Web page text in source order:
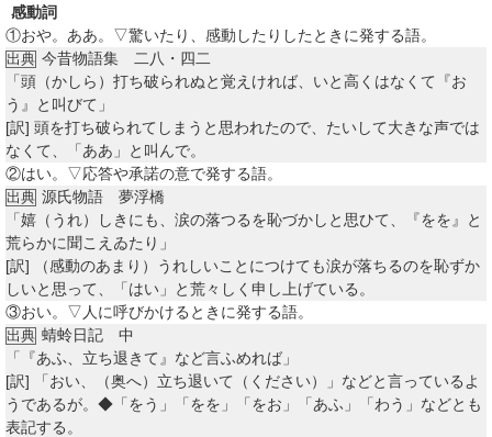
感動詞
①おや。ああ。▽驚いたり、感動したりしたときに発する語。
出典 今昔物語集 二八・四二
「頭（かしら）打ち破られぬと覚えければ、いと高くはなくて『お
う』と叫びて」
[訳] 頭を打ち破られてしまうと思われたので、たいして大きな声では
なくて、「ああ」と叫んで。
②はい。▽応答や承諾の意で発する語。
出典 源氏物語 夢浮橋
「嬉（うれ）しきにも、涙の落つるを恥づかしと思ひて、『をを』と
荒らかに聞こえゐたり」
[訳] （感動のあまり）うれしいことにつけても涙が落ちるのを恥ずか
しいと思って、「はい」と荒々しく申し上げている。
③おい。▽人に呼びかけるときに発する語。
出典 蜻蛉日記 中
「『あふ、立ち退きて』など言ふめれば」
[訳] 「おい、（奥へ）立ち退いて（ください）」などと言っているよ
うであるが。◆「をう」「をを」「をお」「あふ」「わう」などとも
表記する。